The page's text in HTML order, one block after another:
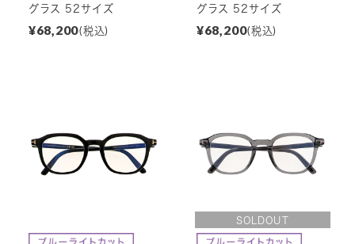
グラス 52サイズ
¥68,200(税込)
グラス 52サイズ
¥68,200(税込)